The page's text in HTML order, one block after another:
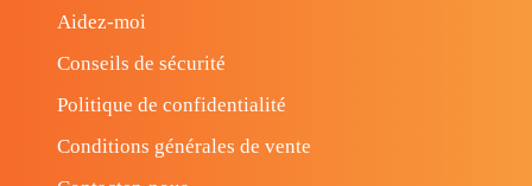
Aidez-moi
Conseils de sécurité
Politique de confidentialité
Conditions générales de vente